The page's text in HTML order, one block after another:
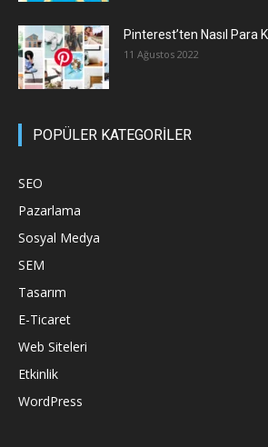
Pinterest’ten Nasıl Para
11 Ağustos 2022
POPÜLER KATEGORİLER
SEO
Pazarlama
Sosyal Medya
SEM
Tasarım
E-Ticaret
Web Siteleri
Etkinlik
WordPress